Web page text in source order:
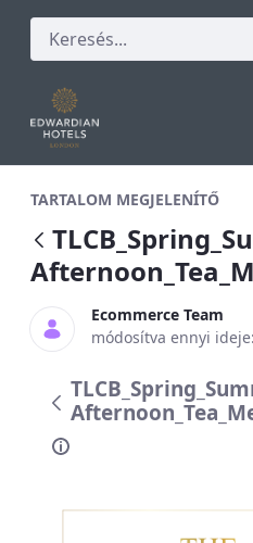
TARTALOM MEGJELENÍTŐ
Ecommerce Team
módosítva ennyi